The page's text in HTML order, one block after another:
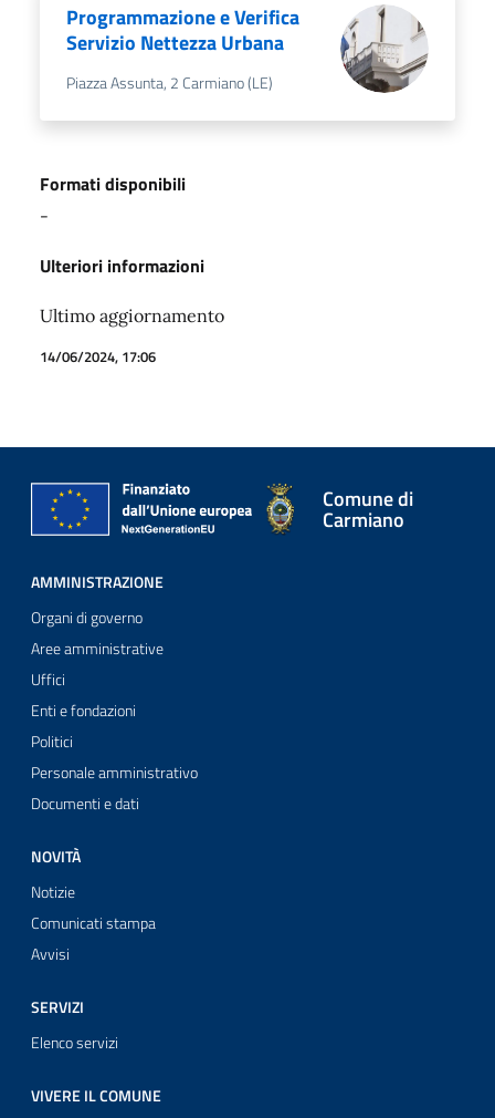
Programmazione e Verifica
Servizio Nettezza Urbana
Piazza Assunta, 2 Carmiano (LE)
Formati disponibili
-
Ulteriori informazioni
Ultimo aggiornamento
14/06/2024, 17:06
Comune di
Carmiano
AMMINISTRAZIONE
Organi di governo
Aree amministrative
Uffici
Enti e fondazioni
Politici
Personale amministrativo
Documenti e dati
NOVITÀ
Notizie
Comunicati stampa
Avvisi
SERVIZI
Elenco servizi
VIVERE IL COMUNE